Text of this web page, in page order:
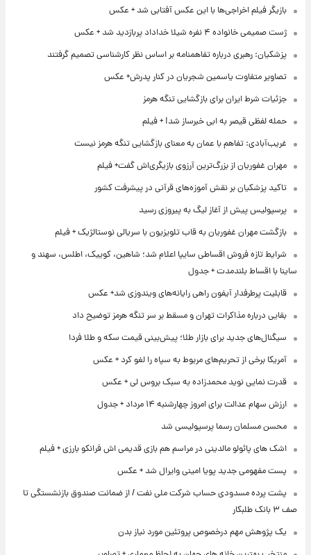
بازیگر فیلم اخراجی‌ها با این عکس آفتابی شد + عکس
ژست صمیمی خانواده ۴ نفره شیلا خداداد پربازدید شد + عکس
پزشکیان: رهبری درباره تفاهمنامه بر اساس نظر کارشناسی تصمیم گرفتند
تصاویر متفاوت یاسمین شجریان در کنار پدرش+ عکس
جزئیات شرط ایران برای بازگشایی تنگه هرمز
حمله لفظی قیصر به ابی خبرساز شد! + فیلم
غریب‌آبادی: تفاهم با عمان به معنای بازگشایی تنگه هرمز نیست
مهران غفوریان از بزرگ‌ترین آرزوی بازیگری‌اش گفت+ فیلم
تاکید پزشکیان بر نقش آموزه‌های قرآنی در پیشرفت کشور
پرسپولیس پیش از آغاز لیگ به پیروزی رسید
بازگشت مهران غفوریان به قاب تلویزیون با سریالی نوستالژیک + فیلم
شرایط تازه فروش اقساطی سایپا اعلام شد؛ شاهین، کوییک، اطلس، سهند و
ساینا با اقساط بلندمدت + جدول
قابلیت پرطرفدار آیفون راهی رایانه‌های ویندوزی شد+ عکس
بقایی درباره مذاکرات تهران و مسقط بر سر تنگه هرمز توضیح داد
سیگنال‌های جدید برای بازار طلا؛ پیش‌بینی قیمت سکه و طلا فردا
آمریکا برخی از تحریم‌های مربوط به سپاه را لغو کرد + عکس
قدرت نمایی نوید محمدزاده به سبک بروس لی + عکس
ارزش سهام عدالت برای امروز چهارشنبه ۱۴ مرداد + جدول
محسن مسلمان رسما پرسپولیسی شد
اشک های پائولو مالدینی در مراسم هم بازی قدیمی اش فرانکو بارزی + فیلم
پست مفهومی جدید پویا امینی وایرال شد + عکس
پشت پرده‌ مسدودی حساب شرکت ملی نفت / از ضمانت صندوق بازنشستگی تا
صف ۳ بانک طلبکار
یک پژوهش مهم درخصوص پروتئین مورد نیاز بدن